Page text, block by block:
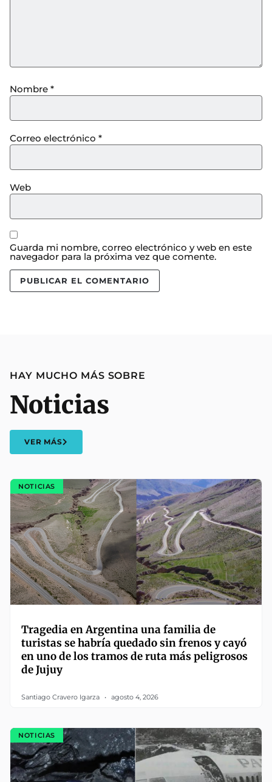
Nombre *
Correo electrónico *
Web
Guarda mi nombre, correo electrónico y web en este
navegador para la próxima vez que comente.
HAY MUCHO MÁS SOBRE
Noticias
VER MÁS
NOTICIAS
Tragedia en Argentina una familia de
turistas se habría quedado sin frenos y cayó
en uno de los tramos de ruta más peligrosos
de Jujuy
Santiago Cravero Igarza agosto 4, 2026
NOTICIAS